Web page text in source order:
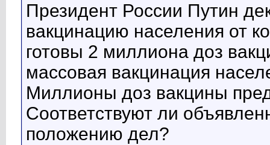
Президент России Путин
вакцинацию населения от
готовы 2 миллиона доз
массовая вакцинация
Миллионы доз вакцины
Соответствуют ли
положению дел?